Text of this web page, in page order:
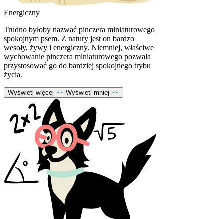
Energiczny
Trudno byłoby nazwać pinczera miniaturowego
spokojnym psem. Z natury jest on bardzo
wesoły, żywy i energiczny. Niemniej, właściwe
wychowanie pinczera miniaturowego pozwala
przystosować go do bardziej spokojnego trybu
życia.
Wyświetl więcej Wyświetl mniej